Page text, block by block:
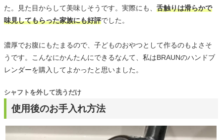
た。見た目からして美味しそうです。実際にも、 舌触りは滑らかで
味見してもらった家族にも好評でした。
濃厚でお腹にもたまるので、子どものおやつとして作るのもよさそ
うです。こんなにかんたんにできるなんて、私はBRAUNのハンドブ
レンダーを購入してよかったと思いました。
使用後のお手入れ方法
シャフトを外して洗うだけ